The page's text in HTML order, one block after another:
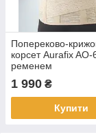
Попереково-
корсет Aurafix AO-
ременем
1 990 ₴
Купити